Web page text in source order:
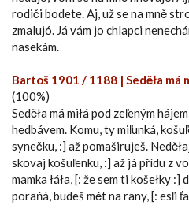
rodiči bodete. Aj, už se na mně
zmalujó. Já vám jo chlapci
nasekám.
Bartoš 1901 / 1188 | Seděła má
(100%)
Seděła má miłá pod zeľeným
hedbávem. Komu, ty miľunká,
synečku, :] až pomaširuješ.
skovaj košuľenku, :] až já přídu z
mamka łáła, [: že sem ti košełky :]
poraňá, budeš mět na rany, [: esľi